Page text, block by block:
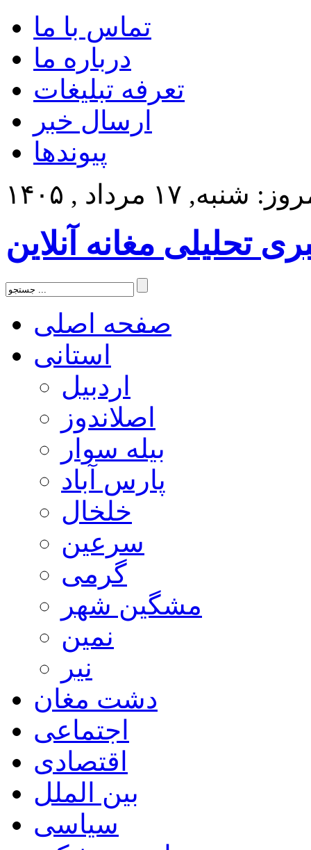
تماس با ما
درباره ما
تعرفه تبلیغات
ارسال خبر
پیوندها
شنبه, ۱۷ مرداد , ۱۴۰۵
تحلیلی مغانه آنلاین
صفحه اصلی
استانی
اردبیل
اصلاندوز
بیله سوار
پارس آباد
خلخال
سرعین
گرمی
مشگین شهر
نمین
نیر
دشت مغان
اجتماعی
اقتصادی
بین الملل
سیاسی